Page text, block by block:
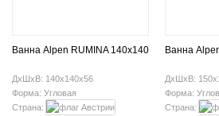
Ванна Alpen RUMINA 140x140
ДхШхВ: 140х140х56
Форма: Угловая
Страна:
Ванна
ДхШхВ:
Форма:
Страна: